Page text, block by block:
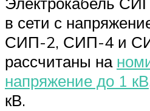
в сети с
СИП-2, СИП-4 и
рассчитаны на
напряжение до 1 кВ
кВ.